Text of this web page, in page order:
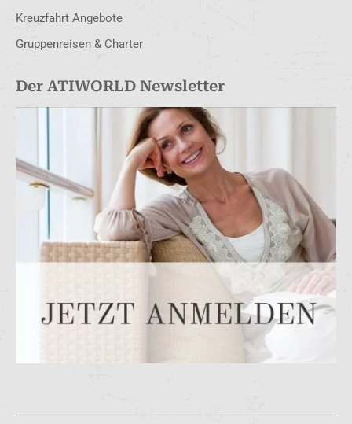
Kreuzfahrt Angebote
Gruppenreisen & Charter
Der ATIWORLD Newsletter